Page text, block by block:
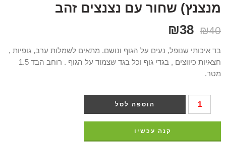
מנצנץ) שחור עם נצנצים זהב
₪40
₪38
בד איכותי שנופל, נעים על הגוף ונושם. מתאים לשמלות ערב, גופיות ,
חצאיות כיווצים , בגדי גוף וכל בגד שצמוד על הגוף . רוחב הבד 1.5
מטר.
הוספה לסל
קנה עכשיו